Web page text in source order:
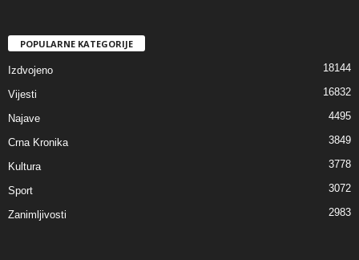
POPULARNE KATEGORIJE
Izdvojeno 18144
Vijesti 16832
Najave 4495
Crna Kronika 3849
Kultura 3778
Sport 3072
Zanimljivosti 2983